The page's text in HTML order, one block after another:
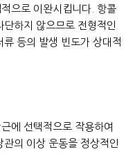
으로 이완시킵니다. 항콜
하지 않으므로 전형적인
등의 발생 빈도가 상대적
에 선택적으로 작용하여
의 이상 운동을 정상적인